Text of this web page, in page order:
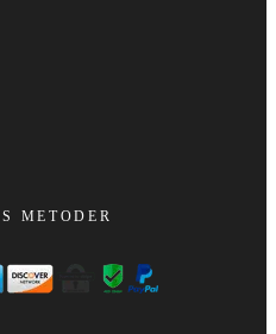
METODER